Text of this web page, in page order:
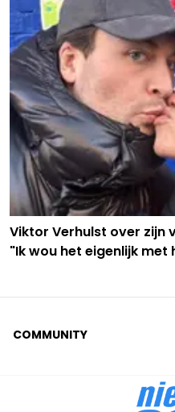
Viktor Verhulst over zijn
"Ik wou het eigenlijk
COMMUNITY